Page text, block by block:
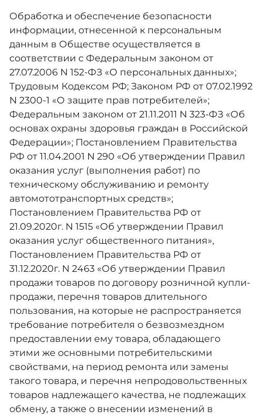
Обработка и обеспечение безопасности
информации, отнесенной к персональным
данным в Обществе осуществляется в
соответствии с Федеральным законом от
27.07.2006 N 152-ФЗ «О персональных данных»;
Трудовым Кодексом РФ; Законом РФ от 07.02.1992
N 2300-1 «О защите прав потребителей»;
Федеральным законом от 21.11.2011 N 323-ФЗ «Об
основах охраны здоровья граждан в Российской
Федерации»; Постановлением Правительства
РФ от 11.04.2001 N 290 «Об утверждении Правил
оказания услуг (выполнения работ) по
техническому обслуживанию и ремонту
автомототранспортных средств»;
Постановлением Правительства РФ от
21.09.2020г. N 1515 «Об утверждении Правил
оказания услуг общественного питания»,
Постановлением Правительства РФ от
31.12.2020г. N 2463 «Об утверждении Правил
продажи товаров по договору розничной купли-
продажи, перечня товаров длительного
пользования, на которые не распространяется
требование потребителя о безвозмездном
предоставлении ему товара, обладающего
этими же основными потребительскими
свойствами, на период ремонта или замены
такого товара, и перечня непродовольственных
товаров надлежащего качества, не подлежащих
обмену, а также о внесении изменений в